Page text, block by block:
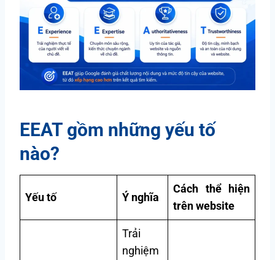
EEAT gồm những yếu tố
nào?
Yếu tố Ý nghĩa
Cách thể hiện
trên website
Trải
nghiệm